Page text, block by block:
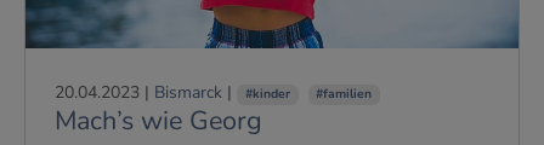
20.04.2023 | Bismarck | #kinder #familien
Mach’s wie Georg